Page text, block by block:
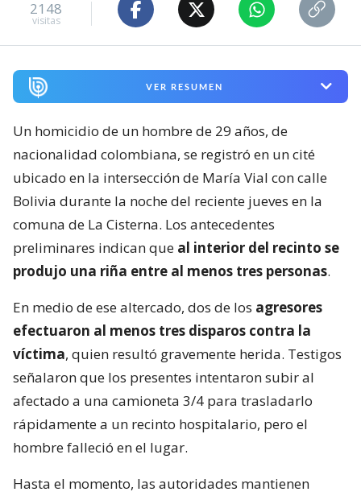
2148
visitas
VER RESUMEN
Un homicidio de un hombre de 29 años, de
nacionalidad colombiana, se registró en un cité
ubicado en la intersección de María Vial con calle
Bolivia durante la noche del reciente jueves en la
comuna de La Cisterna. Los antecedentes
preliminares indican que al interior del recinto se
produjo una riña entre al menos tres personas.
En medio de ese altercado, dos de los agresores
efectuaron al menos tres disparos contra la
víctima, quien resultó gravemente herida. Testigos
señalaron que los presentes intentaron subir al
afectado a una camioneta 3/4 para trasladarlo
rápidamente a un recinto hospitalario, pero el
hombre falleció en el lugar.
Hasta el momento, las autoridades mantienen